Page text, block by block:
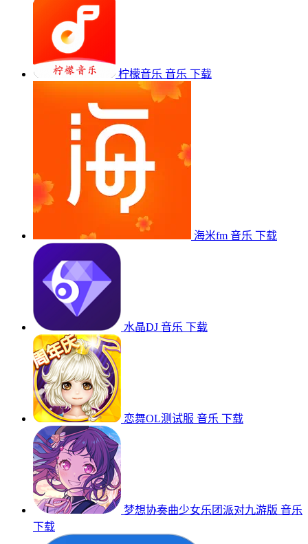
柠檬音乐 音乐 下载
海米fm 音乐 下载
水晶DJ 音乐 下载
恋舞OL测试服 音乐 下载
梦想协奏曲少女乐团派对九游版 音乐
下载